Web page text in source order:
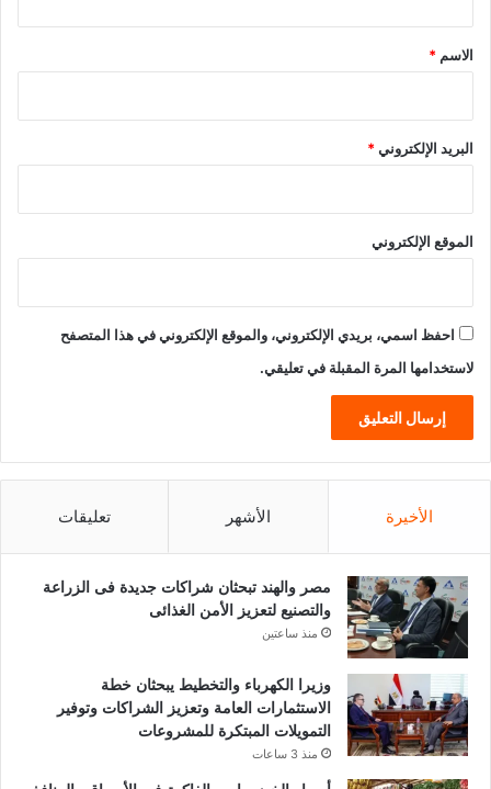
*
الاسم *
البريد الإلكتروني*
الموقع الإلكتروني
احفظ اسمي، بريدي الإلكتروني، والموقع الإلكتروني في هذا المتصفح
لاستخدامها المرة المقبلة في تعليقي.
الأخيرة الأشهر تعليقات
مصر والهند تبحثان شراكات جديدة فى الزراعة
والتصنيع لتعزيز الأمن الغذائى
منذ ساعتين
وزيرا الكهرباء والتخطيط يبحثان خطة
الاستثمارات العامة وتعزيز الشراكات وتوفير
التمويلات المبتكرة للمشروعات
منذ 3 ساعات